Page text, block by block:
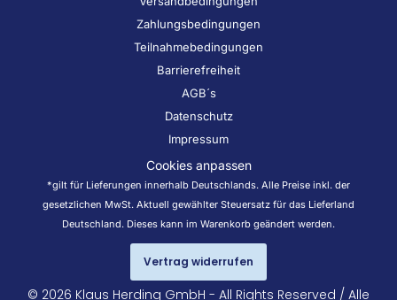
Zahlungsbedingungen
Teilnahmebedingungen
Barrierefreiheit
AGB´s
Datenschutz
Impressum
Cookies anpassen
*gilt für Lieferungen innerhalb Deutschlands. Alle Preise inkl. der
gesetzlichen MwSt. Aktuell gewählter Steuersatz für das Lieferland
Deutschland. Dieses kann im Warenkorb geändert werden.
Vertrag widerrufen
© 2026 Klaus Herding GmbH - All Rights Reserved / Alle